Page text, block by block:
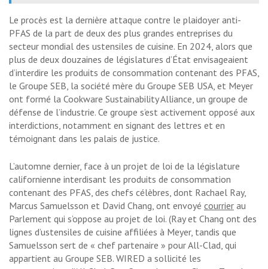
Le procès est la dernière attaque contre le plaidoyer anti-
PFAS de la part de deux des plus grandes entreprises du
secteur mondial des ustensiles de cuisine. En 2024, alors que
plus de deux douzaines de législatures d’État envisageaient
d’interdire les produits de consommation contenant des PFAS,
le Groupe SEB, la société mère du Groupe SEB USA, et Meyer
ont formé la Cookware Sustainability Alliance, un groupe de
défense de l’industrie. Ce groupe s’est activement opposé aux
interdictions, notamment en signant des lettres et en
témoignant dans les palais de justice.
L’automne dernier, face à un projet de loi de la législature
californienne interdisant les produits de consommation
contenant des PFAS, des chefs célèbres, dont Rachael Ray,
Marcus Samuelsson et David Chang, ont envoyé courrier au
Parlement qui s’oppose au projet de loi. (Ray et Chang ont des
lignes d’ustensiles de cuisine affiliées à Meyer, tandis que
Samuelsson sert de « chef partenaire » pour All-Clad, qui
appartient au Groupe SEB. WIRED a sollicité les